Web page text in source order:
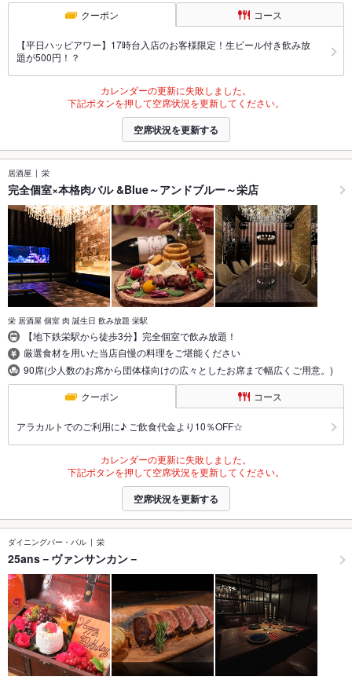
クーポン コース
【平日ハッピアワー】17時台入店のお客様限定！生ビール付き飲み放
題が500円！？
カレンダーの更新に失敗しました。
下記ボタンを押して空席状況を更新してください。
空席状況を更新する
居酒屋 栄
完全個室×本格肉バル &Blue～アンドブルー～栄店
栄 居酒屋 個室 肉 誕生日 飲み放題 栄駅
【地下鉄栄駅から徒歩3分】完全個室で飲み放題！
厳選食材を用いた当店自慢の料理をご堪能ください
90席(少人数のお席から団体様向けの広々としたお席まで幅広くご用意。)
クーポン コース
アラカルトでのご利用に♪ ご飲食代金より10％OFF☆
カレンダーの更新に失敗しました。
下記ボタンを押して空席状況を更新してください。
空席状況を更新する
ダイニングバー・バル 栄
25ans－ヴァンサンカン－